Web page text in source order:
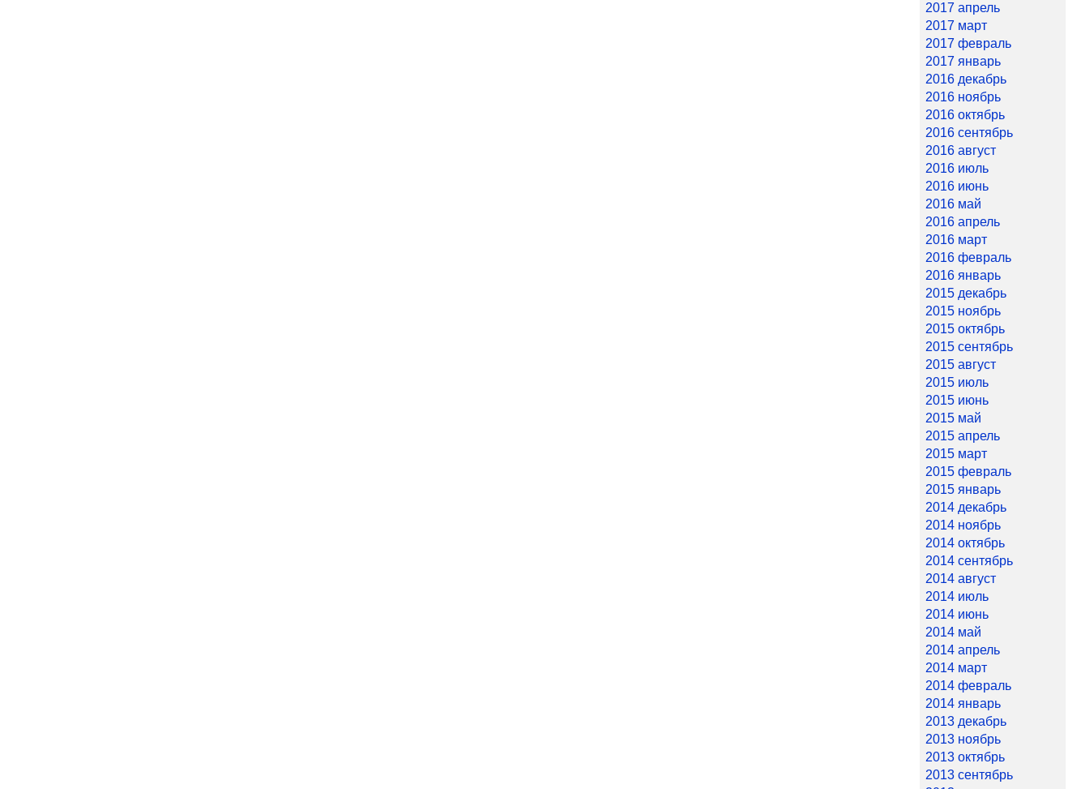
2017 апрель
2017 март
2017 февраль
2017 январь
2016 декабрь
2016 ноябрь
2016 октябрь
2016 сентябрь
2016 август
2016 июль
2016 июнь
2016 май
2016 апрель
2016 март
2016 февраль
2016 январь
2015 декабрь
2015 ноябрь
2015 октябрь
2015 сентябрь
2015 август
2015 июль
2015 июнь
2015 май
2015 апрель
2015 март
2015 февраль
2015 январь
2014 декабрь
2014 ноябрь
2014 октябрь
2014 сентябрь
2014 август
2014 июль
2014 июнь
2014 май
2014 апрель
2014 март
2014 февраль
2014 январь
2013 декабрь
2013 ноябрь
2013 октябрь
2013 сентябрь